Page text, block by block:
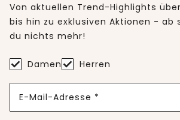
Von aktuellen Trend-Highlights
bis hin zu exklusiven Aktionen - ab
du nichts mehr!
Damen Herren
E-Mail-Adresse *